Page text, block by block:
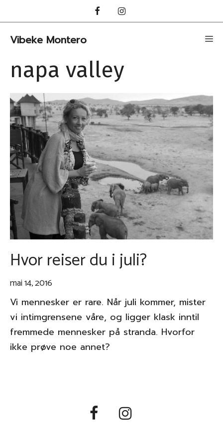
til
innhold
Vibeke Montero
napa valley
Hvor reiser du i juli?
mai 14, 2016
Vi mennesker er rare. Når juli kommer, mister
vi intimgrensene våre, og ligger klask inntil
fremmede mennesker på stranda. Hvorfor
ikke prøve noe annet?